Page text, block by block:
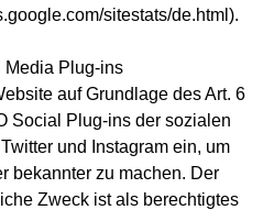
sitestats/de.html).
Media Plug-ins
auf Grundlage des Art. 6
Social Plug-ins der sozialen
und Instagram ein, um
bekannter zu machen. Der
Zweck ist als berechtigtes